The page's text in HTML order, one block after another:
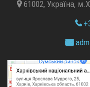
61002, Україна,